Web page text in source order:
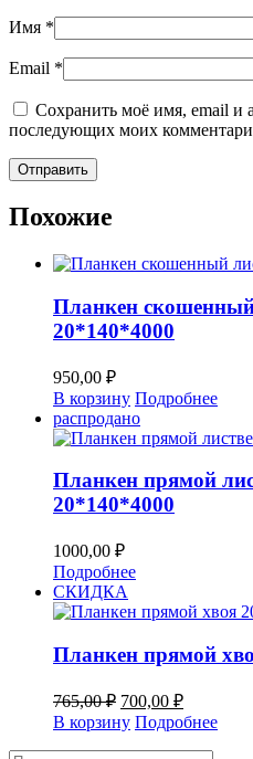
Имя *
Email *
Сохранить моё имя, email и
последующих моих
Похожие
Планкен
20*140*4000
950,00 ₽
В корзину Подробнее
распродано
Планкен прямой
20*140*4000
1000,00 ₽
Подробнее
СКИДКА
Планкен прямой
765,00₽ Первоначальная
цена
составляла
700,00 ₽Текущая
цена:
В корзину Подробнее